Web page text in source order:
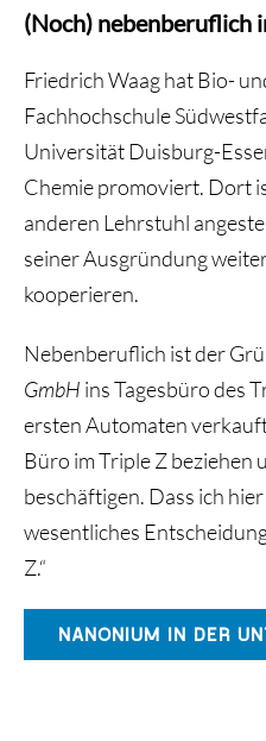
(Noch) nebenberuflich
Friedrich Waag hat Bio-
Fachhochschule
Universität Duisburg-
Chemie promoviert. Dort
anderen Lehrstuhl
seiner Ausgründung
kooperieren.
Nebenberuflich ist der
GmbH ins Tagesbüro des
ersten Automaten
Büro im Triple Z beziehen
beschäftigen. Dass ich
wesentliches
Z.“
NANONIUM IN DER